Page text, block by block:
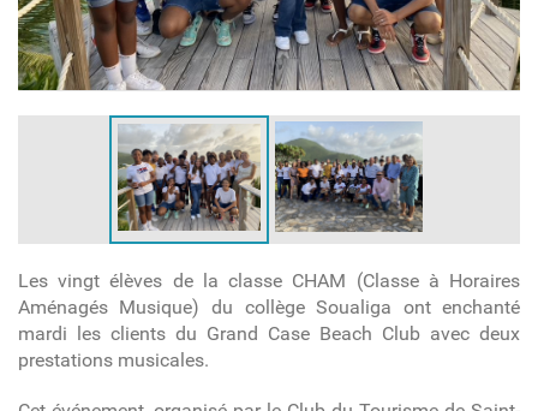
Les vingt élèves de la classe CHAM (Classe à Horaires
Aménagés Musique) du collège Soualiga ont enchanté
mardi les clients du Grand Case Beach Club avec deux
prestations musicales.